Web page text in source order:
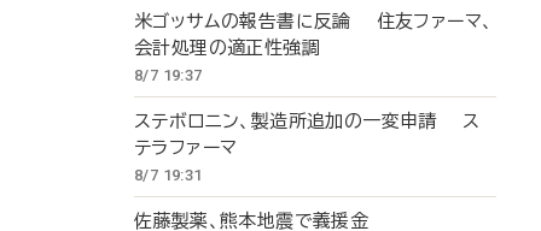
米ゴッサムの報告書に反論 住友ファーマ、
会計処理の適正性強調
8/7 19:37
ステボロニン、製造所追加の一変申請 ス
テラファーマ
8/7 19:31
佐藤製薬、熊本地震で義援金